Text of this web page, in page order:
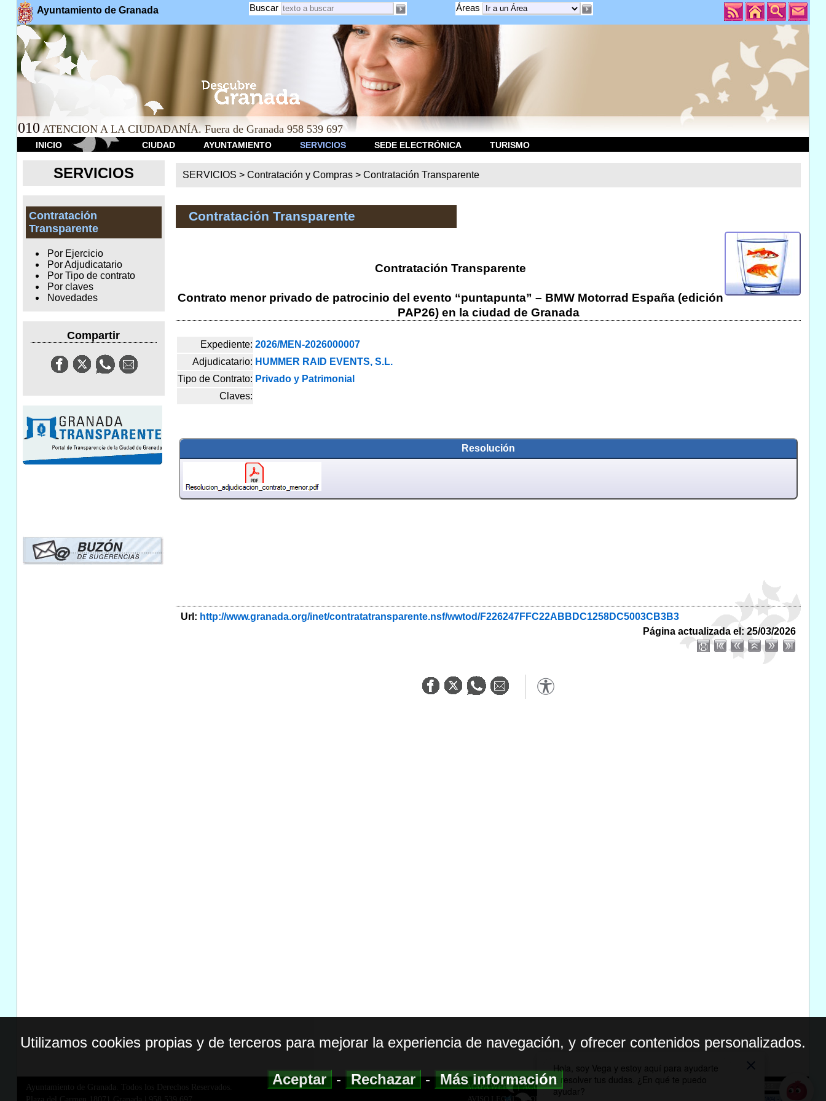
Ayuntamiento de Granada Áreas
Buscar
010 ATENCION A LA CIUDADANÍA. Fuera de Granada 958 539 697
INICIO CIUDAD AYUNTAMIENTO SERVICIOS SEDE ELECTRÓNICA TURISMO
SERVICIOS
Contratación
Transparente
Por Ejercicio
Por Adjudicatario
Por Tipo de contrato
Por claves
Novedades
Compartir
SERVICIOS >Contratación y Compras >Contratación Transparente
Contratación Transparente
Contratación Transparente
Contrato menor privado de patrocinio del evento “puntapunta” – BMW Motorrad España (edición
PAP26) en la ciudad de Granada
Expediente: 2026/MEN-2026000007
Adjudicatario: HUMMER RAID EVENTS, S.L.
Tipo de Contrato: Privado y Patrimonial
Claves:
Resolución
Url: http://www.granada.org/inet/contratatransparente.nsf/wwtod/F226247FFC22ABBDC1258DC5003CB3B3
Página actualizada el: 25/03/2026
Ayuntamiento de Granada. Todos los Derechos Reservados.
MAPA WEB|ACCESIBILIDAD
AVISO LEGAL| POLITICA DE PRIVACIDAD
Utilizamos cookies propias y de terceros para mejorar la experiencia de navegación, y ofrecer contenidos personalizados.
Aceptar-Rechazar-Más información